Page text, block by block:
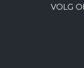
VOLG